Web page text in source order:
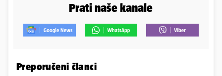
Prati naše kanale
Preporučeni članci